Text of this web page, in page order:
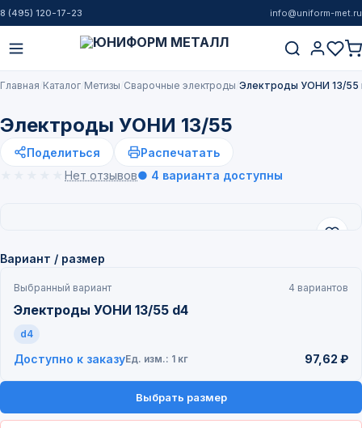
8 (495) 120-17-23 info@uniform-met.ru
Главная Каталог Метизы Cварочные электроды Электроды УОНИ 13/55
Электроды УОНИ 13/55
Поделиться
Распечатать
Нет отзывов● 4 варианта доступны
Вариант / размер
Выбранный вариант 4 вариантов
Электроды УОНИ 13/55 d4
d4
Доступно к заказуЕд. изм.: 1 кг 97,62 ₽
Выбрать размер